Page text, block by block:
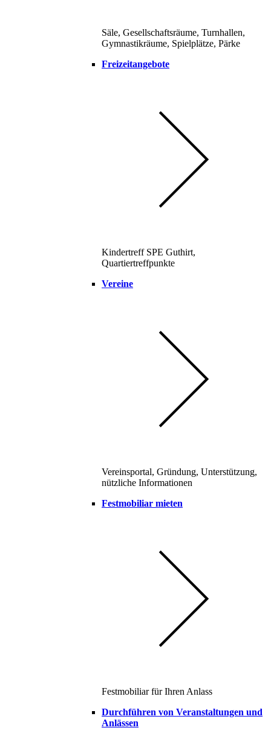
Säle, Gesellschaftsräume, Turnhallen,
Gymnastikräume, Spielplätze, Pärke
Freizeitangebote
Kindertreff SPE Guthirt,
Quartiertreffpunkte
Vereine
Vereinsportal, Gründung, Unterstützung,
nützliche Informationen
Festmobiliar mieten
Festmobiliar für Ihren Anlass
Durchführen von Veranstaltungen und
Anlässen